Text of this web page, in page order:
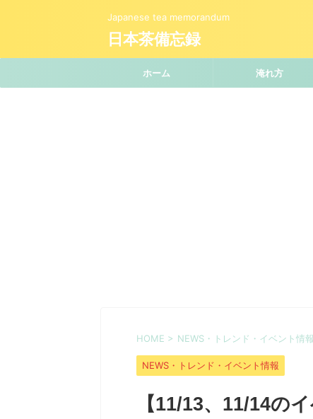
Japanese tea memorandum
日本茶備忘録
ホーム 淹れ方
HOME > NEWS・トレンド・イベント情報
NEWS・トレンド・イベント情報
【11/13、11/14の